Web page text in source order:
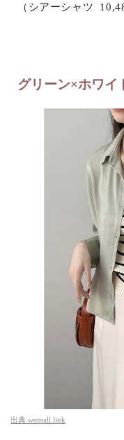
（シアーシャツ
グリーン×ホワイ
出典 wemall.link